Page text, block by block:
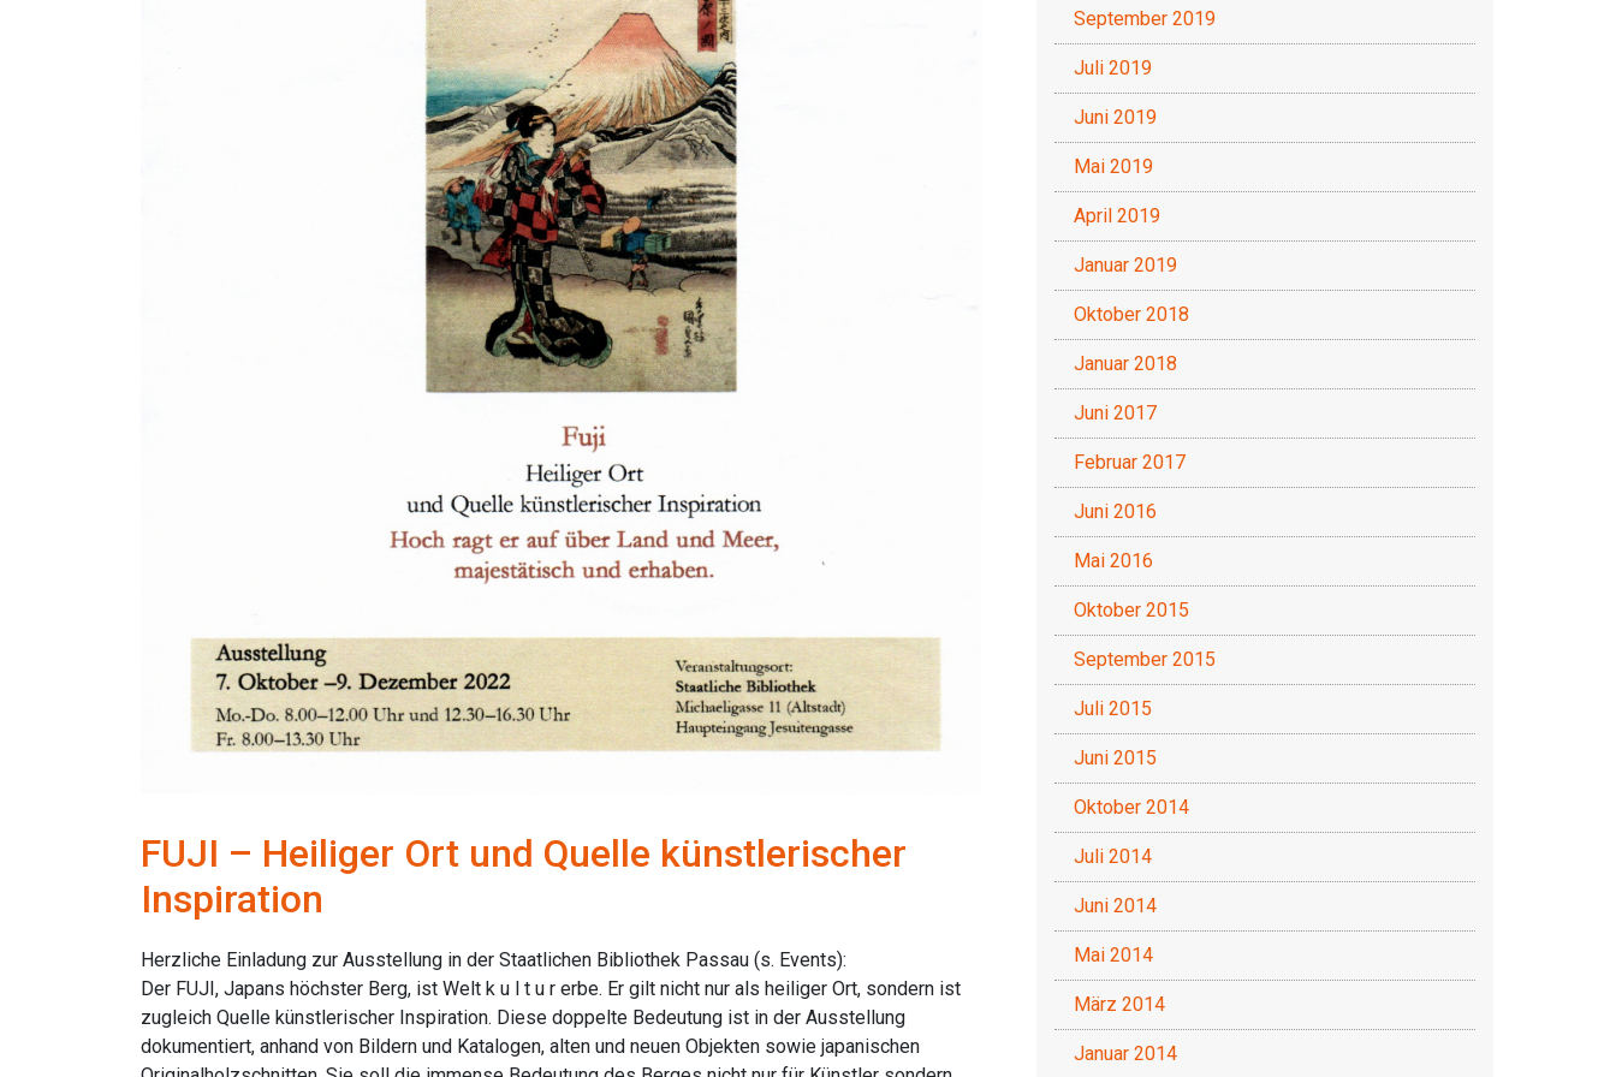
FUJI – Heiliger Ort und Quelle künstlerischer
Inspiration
Herzliche Einladung zur Ausstellung in der Staatlichen Bibliothek Passau (s. Events):
Der FUJI, Japans höchster Berg, ist Welt k u l t u r erbe. Er gilt nicht nur als heiliger Ort, sondern ist
zugleich Quelle künstlerischer Inspiration. Diese doppelte Bedeutung ist in der Ausstellung
dokumentiert, anhand von Bildern und Katalogen, alten und neuen Objekten sowie japanischen
September 2019
Juli 2019
Juni 2019
Mai 2019
April 2019
Januar 2019
Oktober 2018
Januar 2018
Juni 2017
Februar 2017
Juni 2016
Mai 2016
Oktober 2015
September 2015
Juli 2015
Juni 2015
Oktober 2014
Juli 2014
Juni 2014
Mai 2014
März 2014
Januar 2014